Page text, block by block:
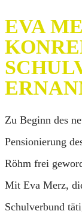
EVA
Zu Beginn des
Pensionierung
Röhm frei
Mit Eva Merz,
Schulverbund